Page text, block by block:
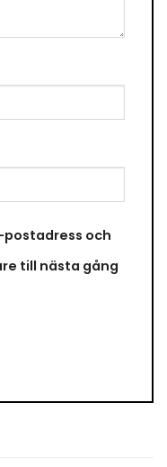
och
till nästa gång